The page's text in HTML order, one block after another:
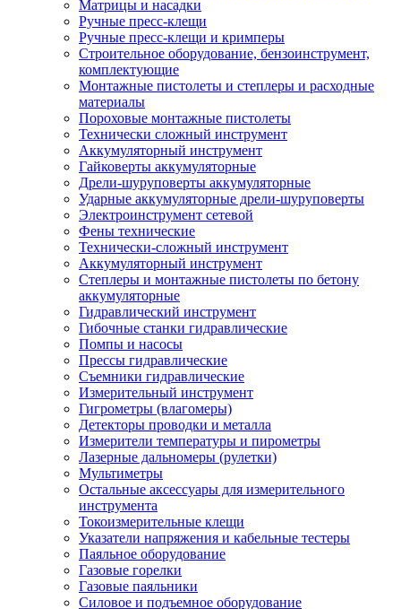
Матрицы и насадки
Ручные пресс-клещи
Ручные пресс-клещи и кримперы
Строительное оборудование, бензоинструмент,
комплектующие
Монтажные пистолеты и степлеры и расходные
материалы
Пороховые монтажные пистолеты
Технически сложный инструмент
Аккумуляторный инструмент
Гайковерты аккумуляторные
Дрели-шуруповерты аккумуляторные
Ударные аккумуляторные дрели-шуруповерты
Электроинструмент сетевой
Фены технические
Технически-сложный инструмент
Аккумуляторный инструмент
Степлеры и монтажные пистолеты по бетону
аккумуляторные
Гидравлический инструмент
Гибочные станки гидравлические
Помпы и насосы
Прессы гидравлические
Съемники гидравлические
Измерительный инструмент
Гигрометры (влагомеры)
Детекторы проводки и металла
Измерители температуры и пирометры
Лазерные дальномеры (рулетки)
Мультиметры
Остальные аксессуары для измерительного
инструмента
Токоизмерительные клещи
Указатели напряжения и кабельные тестеры
Паяльное оборудование
Газовые горелки
Газовые паяльники
Силовое и подъемное оборудование